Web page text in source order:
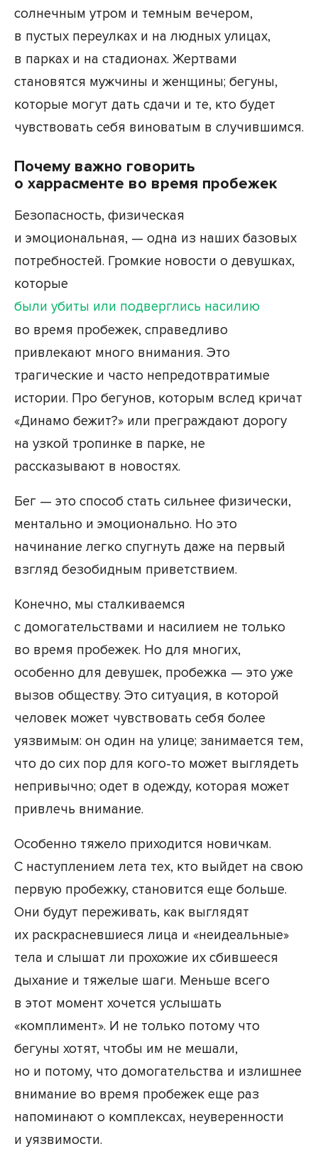
солнечным утром и темным вечером,
в пустых переулках и на людных улицах,
в парках и на стадионах. Жертвами
становятся мужчины и женщины; бегуны,
которые могут дать сдачи и те, кто будет
чувствовать себя виноватым в случившимся.
Почему важно говорить
о харрасменте во время пробежек
Безопасность, физическая
и эмоциональная, — одна из наших базовых
потребностей. Громкие новости о девушках,
которые
были убиты или подверглись насилию
во время пробежек, справедливо
привлекают много внимания. Это
трагические и часто непредотвратимые
истории. Про бегунов, которым вслед кричат
«Динамо бежит?» или преграждают дорогу
на узкой тропинке в парке, не
рассказывают в новостях.
Бег — это способ стать сильнее физически,
ментально и эмоционально. Но это
начинание легко спугнуть даже на первый
взгляд безобидным приветствием.
Конечно, мы сталкиваемся
с домогательствами и насилием не только
во время пробежек. Но для многих,
особенно для девушек, пробежка — это уже
вызов обществу. Это ситуация, в которой
человек может чувствовать себя более
уязвимым: он один на улице; занимается тем,
что до сих пор для кого-то может выглядеть
непривычно; одет в одежду, которая может
привлечь внимание.
Особенно тяжело приходится новичкам.
С наступлением лета тех, кто выйдет на свою
первую пробежку, становится еще больше.
Они будут переживать, как выглядят
их раскрасневшиеся лица и «неидеальные»
тела и слышат ли прохожие их сбившееся
дыхание и тяжелые шаги. Меньше всего
в этот момент хочется услышать
«комплимент». И не только потому что
бегуны хотят, чтобы им не мешали,
но и потому, что домогательства и излишнее
внимание во время пробежек еще раз
напоминают о комплексах, неуверенности
и уязвимости.